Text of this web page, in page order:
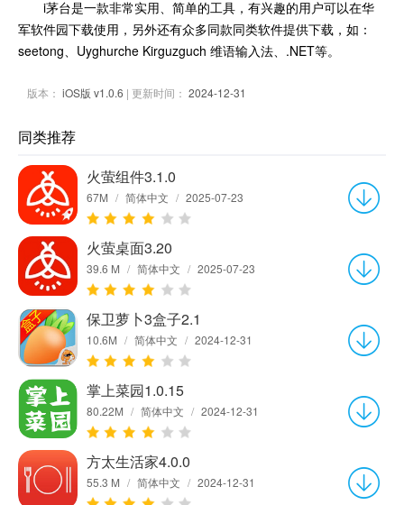
i茅台是一款非常实用、简单的工具，有兴趣的用户可以在华
军软件园下载使用，另外还有众多同款同类软件提供下载，如：
seetong、Uyghurche Kirguzguch 维语输入法、.NET等。
版本： iOS版 v1.0.6 | 更新时间： 2024-12-31
同类推荐
火萤组件3.1.0
67M / 简体中文 / 2025-07-23
火萤桌面3.20
39.6 M / 简体中文 / 2025-07-23
保卫萝卜3盒子2.1
10.6M / 简体中文 / 2024-12-31
掌上菜园1.0.15
80.22M / 简体中文 / 2024-12-31
方太生活家4.0.0
55.3 M / 简体中文 / 2024-12-31